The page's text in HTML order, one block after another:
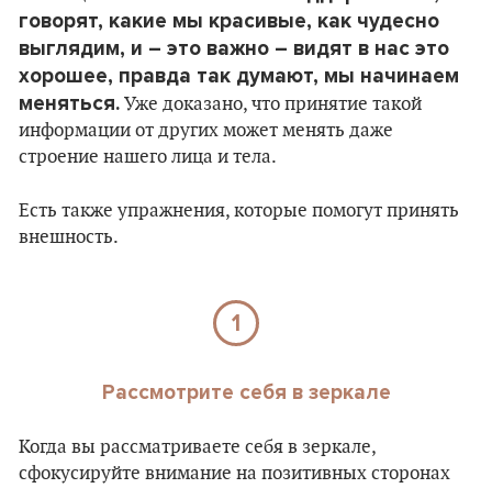
говорят, какие мы красивые, как чудесно
выглядим, и – это важно – видят в нас это
хорошее, правда так думают, мы начинаем
меняться. Уже доказано, что принятие такой
информации от других может менять даже
строение нашего лица и тела.
Есть также упражнения, которые помогут принять
внешность.
1
Рассмотрите себя в зеркале
Когда вы рассматриваете себя в зеркале,
сфокусируйте внимание на позитивных сторонах